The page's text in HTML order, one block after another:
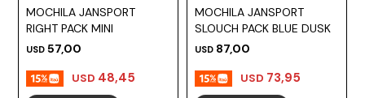
MOCHILA JANSPORT
RIGHT PACK MINI
USD 57,00
USD 48,45
MOCHILA JANSPORT
SLOUCH PACK BLUE DUSK
USD 87,00
USD 73,95